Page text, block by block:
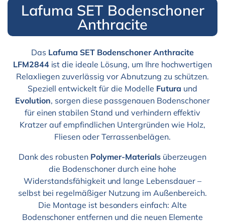
Lafuma SET Bodenschoner
Anthracite
Das Lafuma SET Bodenschoner Anthracite
LFM2844ist die ideale Lösung, um Ihre hochwertigen
Relaxliegen zuverlässig vor Abnutzung zu schützen.
Speziell entwickelt für die Modelle Futura und
Evolution, sorgen diese passgenauen Bodenschoner
für einen stabilen Stand und verhindern effektiv
Kratzer auf empfindlichen Untergründen wie Holz,
Fliesen oder Terrassenbelägen.
Dank des robusten Polymer-Materialsüberzeugen
die Bodenschoner durch eine hohe
Widerstandsfähigkeit und lange Lebensdauer –
selbst bei regelmäßiger Nutzung im Außenbereich.
Die Montage ist besonders einfach: Alte
Bodenschoner entfernen und die neuen Elemente